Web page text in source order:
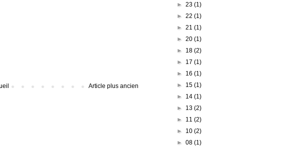
Article plus ancien
► 23 (1)
► 22 (1)
► 21 (1)
► 20 (1)
► 18 (2)
► 17 (1)
► 16 (1)
► 15 (1)
► 14 (1)
► 13 (2)
► 11 (2)
► 10 (2)
► 08 (1)